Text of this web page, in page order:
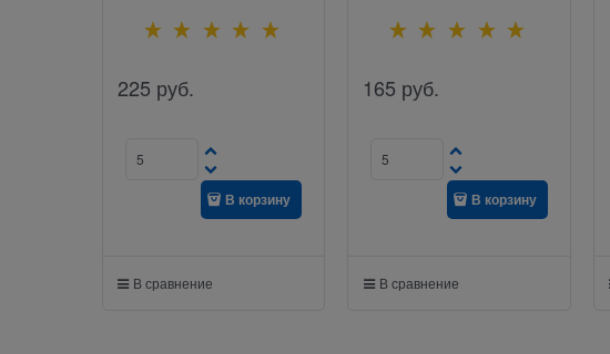
225 руб.
В корзину
В сравнение
165 руб.
В корзину
В сравнение